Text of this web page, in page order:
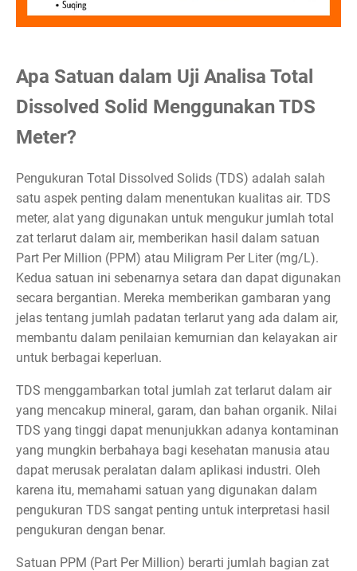
Apa Satuan dalam Uji Analisa Total
Dissolved Solid Menggunakan TDS
Meter?
Pengukuran Total Dissolved Solids (TDS) adalah salah
satu aspek penting dalam menentukan kualitas air. TDS
meter, alat yang digunakan untuk mengukur jumlah total
zat terlarut dalam air, memberikan hasil dalam satuan
Part Per Million (PPM) atau Miligram Per Liter (mg/L).
Kedua satuan ini sebenarnya setara dan dapat digunakan
secara bergantian. Mereka memberikan gambaran yang
jelas tentang jumlah padatan terlarut yang ada dalam air,
membantu dalam penilaian kemurnian dan kelayakan air
untuk berbagai keperluan.
TDS menggambarkan total jumlah zat terlarut dalam air
yang mencakup mineral, garam, dan bahan organik. Nilai
TDS yang tinggi dapat menunjukkan adanya kontaminan
yang mungkin berbahaya bagi kesehatan manusia atau
dapat merusak peralatan dalam aplikasi industri. Oleh
karena itu, memahami satuan yang digunakan dalam
pengukuran TDS sangat penting untuk interpretasi hasil
pengukuran dengan benar.
Satuan PPM (Part Per Million) berarti jumlah bagian zat